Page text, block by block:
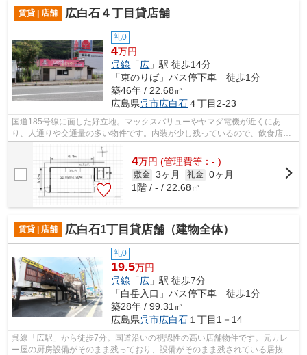
賃貸 | 店舗 広白石４丁目貸店舗
礼0
4万円
呉線 「広 」駅 徒歩14分
「東のりば」バス停下車 徒歩1分
築46年 / 22.68㎡
広島県呉市広白石４丁目2-23
国道185号線に面した好立地。マックスバリューやヤマダ電機が近くにあ
り、人通りや交通量の多い物件です。内装が少し残っているので、飲食店に
オススメです。
4万円 (管理費等：- )
敷金 3ヶ月 礼金 0ヶ月
1階 / - / 22.68㎡
賃貸 | 店舗 広白石1丁目貸店舗（建物全体）
礼0
19.5万円
呉線 「広 」駅 徒歩7分
「白岳入口」バス停下車 徒歩1分
築28年 / 99.31㎡
広島県呉市広白石 １丁目1－14
呉線「広駅」から徒歩7分。国道沿いの視認性の高い店舗物件です。元カレ
ー屋の厨房設備がそのまま残っており、設備がそのまま残されている居抜き